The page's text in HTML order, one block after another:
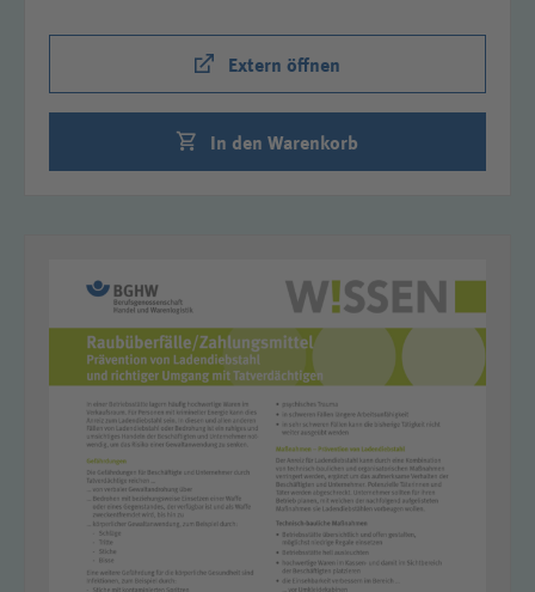
Extern öffnen
In den Warenkorb